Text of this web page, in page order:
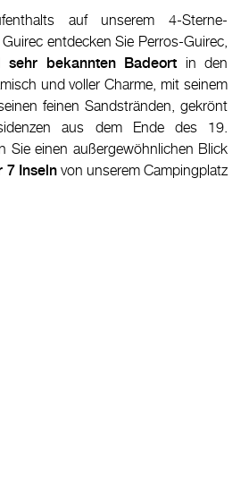
auf unserem 4-Sterne-
entdecken Sie Perros-Guirec,
sehr bekannten Badeort in den
und voller Charme, mit seinem
feinen Sandstränden, gekrönt
aus dem Ende des 19.
Sie einen außergewöhnlichen Blick
7 Inselnvon unserem Campingplatz